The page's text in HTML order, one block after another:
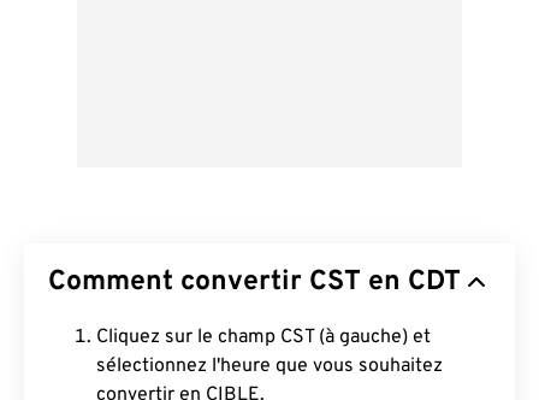
Comment convertir CST en CDT
Cliquez sur le champ CST (à gauche) et
sélectionnez l'heure que vous souhaitez
convertir en CIBLE.